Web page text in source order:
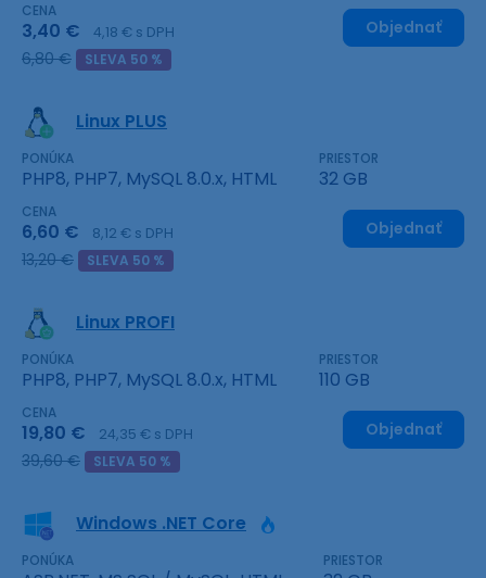
CENA
3,40 € 4,18 € s DPH
6,80 € SLEVA 50 %
Objednať
Linux PLUS
PONÚKA
PHP8, PHP7, MySQL 8.0.x, HTML
PRIESTOR
32 GB
CENA
6,60 € 8,12 € s DPH
13,20 € SLEVA 50 %
Objednať
Linux PROFI
PONÚKA
PHP8, PHP7, MySQL 8.0.x, HTML
PRIESTOR
110 GB
CENA
19,80 € 24,35 € s DPH
39,60 € SLEVA 50 %
Objednať
Windows .NET Core
PONÚKA PRIESTOR